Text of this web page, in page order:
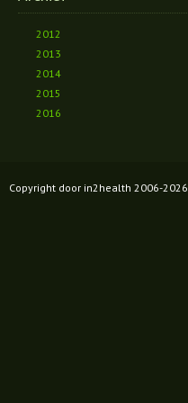
2012
2013
2014
2015
2016
Copyright door in2health 2006-2026